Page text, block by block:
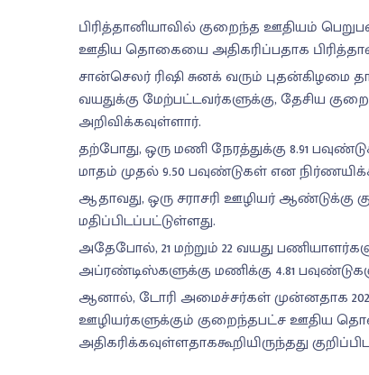
பிரித்தானியாவில் குறைந்த ஊதியம்
ஊதிய தொகையை அதிகரிப்பதாக
சான்செலர் ரிஷி சுனக் வரும் புதன்கிழமை
வயதுக்கு மேற்பட்டவர்களுக்கு, தேசிய
அறிவிக்கவுள்ளார்.
தற்போது, ஒரு மணி நேரத்துக்கு 8.91
மாதம் முதல் 9.50 பவுண்டுகள் என
ஆதாவது, ஒரு சராசரி ஊழியர் ஆண்டுக்கு
மதிப்பிடப்பட்டுள்ளது.
அதேபோல், 21 மற்றும் 22 வயது
அப்ரண்டிஸ்களுக்கு மணிக்கு 4.81
ஆனால், டோரி அமைச்சர்கள் முன்னதாக
ஊழியர்களுக்கும் குறைந்தபட்ச ஊதிய
அதிகரிக்கவுள்ளதாககூறியிருந்தது